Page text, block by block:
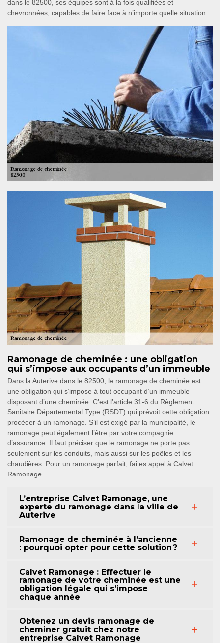
dans le 82500, ses équipes sont à la fois qualifiées et
chevronnées, capables de faire face à n’importe quelle situation.
Ramonage de cheminée : une obligation
qui s’impose aux occupants d’un immeuble
Dans la Auterive dans le 82500, le ramonage de cheminée est
une obligation qui s’impose à tout occupant d’un immeuble
disposant d’une cheminée. C’est l’article 31-6 du Règlement
Sanitaire Départemental Type (RSDT) qui prévoit cette obligation
procéder à un ramonage. S’il est exigé par la municipalité, le
ramonage peut également l’être par votre compagnie
d’assurance. Il faut préciser que le ramonage ne porte pas
seulement sur les conduits, mais aussi sur les poêles et les
chaudières. Pour un ramonage parfait, faites appel à Calvet
Ramonage.
L’entreprise Calvet Ramonage, une
experte du ramonage dans la ville de
Auterive
Ramonage de cheminée à l’ancienne
: pourquoi opter pour cette solution ?
Calvet Ramonage : Effectuer le
ramonage de votre cheminée est une
obligation légale qui s’impose
chaque année
Obtenez un devis ramonage de
cheminer gratuit chez notre
entreprise Calvet Ramonage